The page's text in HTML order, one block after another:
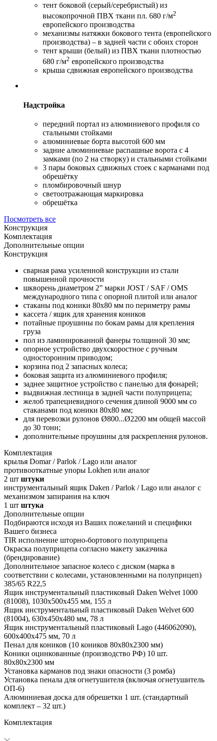
тент боковой (серый/серебристый) из
высокопрочной ПВХ ткани пл. 680 г/м2
европейского производства
механизмы натяжки бокового тента (европейского
производства) – в задней части с обоих сторон
тент крыши (белый) из ПВХ ткани плотностью
680 г/м2 европейского производства
крыша сдвижная европейского производства
Надстройка
передний портал из алюминиевого профиля со
стальными стойками
алюминиевые борта высотой 600 мм
задние алюминиевые распашные ворота с 4
замками (по 2 на створку) и стальными стойками
3 пары боковых сдвижных стоек с карманами под
обрешётку
пломбировочный шнур
светоотражающая маркировка
обрешётка
Посмотреть все
Конструкция
Комплектация
Дополнительные опции
Конструкция
сварная рама усиленной конструкции из стали
повышенной прочности
шкворень диаметром 2” марки JOST / SAF / OMS
международного типа с опорной плитой или аналог
стаканы под коники 80х80 мм по периметру рамы
кассета / ящик для хранения коников
потайные проушины по бокам рамы для крепления
груза
пол из ламинированной фанеры толщиной 30 мм;
опорное устройство двухскоростное с ручным
односторонним приводом;
корзина под 2 запасных колеса;
боковая защита из алюминиевого профиля;
заднее защитное устройство с панелью для фонарей;
выдвижная лестница в задней части полуприцепа;
желоб трапециевидного сечения длиной 9000 мм со
стаканами под коники 80х80 мм;
для перевозки рулонов Ø800...Ø2200 мм общей массой
до 30 тонн;
дополнительные проушины для раскрепления рулонов.
Комплектация
крылья Domar / Parlok / Lago или аналог
противооткатные упоры Lokhen или аналог
2 шт штуки
инструментальный ящик Daken / Parlok / Lago или аналог с
механизмом запирания на ключ
1 шт штука
Дополнительные опции
Подбираются исходя из Ваших пожеланий и специфики
Вашего бизнеса
TIR исполнение шторно-бортового полуприцепа
Окраска полуприцепа согласно макету заказчика
(брендирование)
Дополнительное запасное колесо с диском (марка в
соответствии с колесами, установленными на полуприцеп)
385/65 R22,5
Ящик инструментальный пластиковый Daken Welvet 1000
(81008), 1030x500x455 мм, 155 л
Ящик инструментальный пластиковый Daken Welvet 600
(81004), 630x450x480 мм, 78 л
Ящик инструментальный пластиковый Lago (446062090),
600x400x475 мм, 70 л
Пенал для коников (10 коников 80х80х2300 мм)
Коники оцинкованные (производство РФ) 10 шт.
80х80х2300 мм
Установка карманов под знаки опасности (3 ромба)
Установка пенала для огнетушителя (включая огнетушитель
ОП-6)
Алюминиевая доска для обрешетки 1 шт. (стандартный
комплект – 32 шт.)
Комплектация